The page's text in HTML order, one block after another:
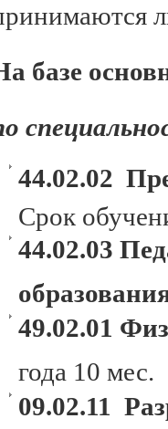
базе
44.02.02
Срок
44.02.03
49.02.01
года 10 мес.
09.02.11